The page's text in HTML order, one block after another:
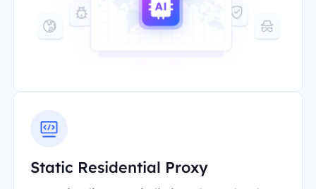
Static Residential Proxy